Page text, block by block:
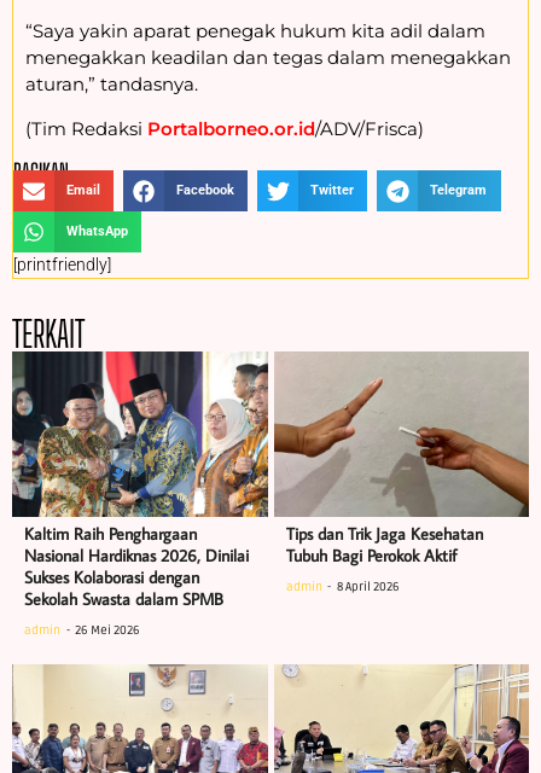
“Saya yakin aparat penegak hukum kita adil dalam
menegakkan keadilan dan tegas dalam menegakkan
aturan,” tandasnya.
(Tim Redaksi Portalborneo.or.id/ADV/Frisca)
BAGIKAN :
Email Facebook Twitter Telegram
WhatsApp
[printfriendly]
TERKAIT
Kaltim Raih Penghargaan
Nasional Hardiknas 2026, Dinilai
Sukses Kolaborasi dengan
Sekolah Swasta dalam SPMB
admin 26 Mei 2026
Tips dan Trik Jaga Kesehatan
Tubuh Bagi Perokok Aktif
admin 8 April 2026